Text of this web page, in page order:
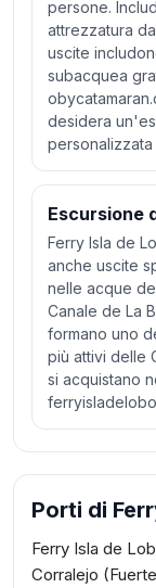
persone.
attrezzatura
uscite
subacquea
desidera
Escursione
Ferry Isla de
anche uscite
nelle acque
Canale de La
formano uno
più attivi delle
si acquistano
Porti di
Ferry Isla de
Corralejo